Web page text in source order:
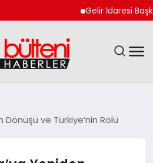
Gelir İdaresi
Dönüşü ve Türkiye’nin Rolü